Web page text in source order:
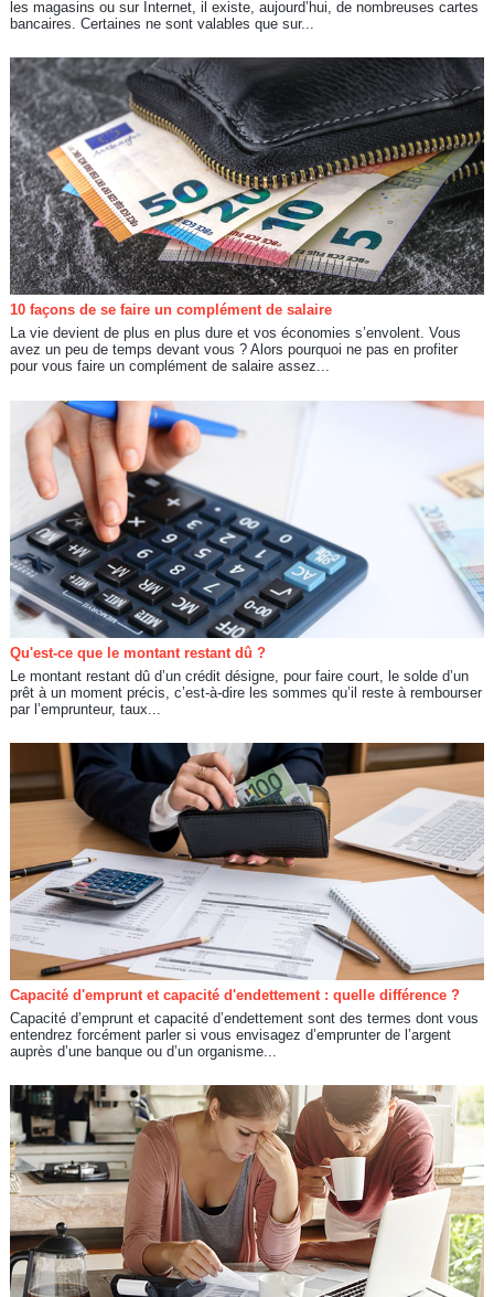
les magasins ou sur Internet, il existe, aujourd’hui, de nombreuses cartes
bancaires. Certaines ne sont valables que sur...
10 façons de se faire un complément de salaire
La vie devient de plus en plus dure et vos économies s’envolent. Vous
avez un peu de temps devant vous ? Alors pourquoi ne pas en profiter
pour vous faire un complément de salaire assez...
Qu'est-ce que le montant restant dû ?
Le montant restant dû d’un crédit désigne, pour faire court, le solde d’un
prêt à un moment précis, c’est-à-dire les sommes qu’il reste à rembourser
par l’emprunteur, taux...
Capacité d'emprunt et capacité d'endettement : quelle différence ?
Capacité d’emprunt et capacité d’endettement sont des termes dont vous
entendrez forcément parler si vous envisagez d’emprunter de l’argent
auprès d’une banque ou d’un organisme...